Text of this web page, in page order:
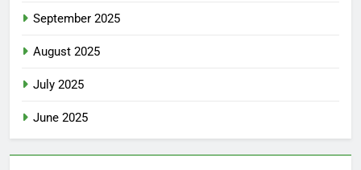
September 2025
August 2025
July 2025
June 2025